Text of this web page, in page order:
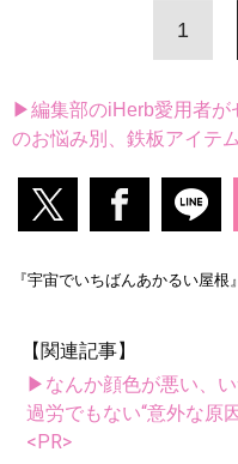
1
▶編集部のiHerb愛用者が
のお悩み別、鉄板アイテ
『宇宙でいちばんあかるい屋根』
【関連記事】
▶なんか顔色が悪い、
過労でもない“意外な原
<PR>